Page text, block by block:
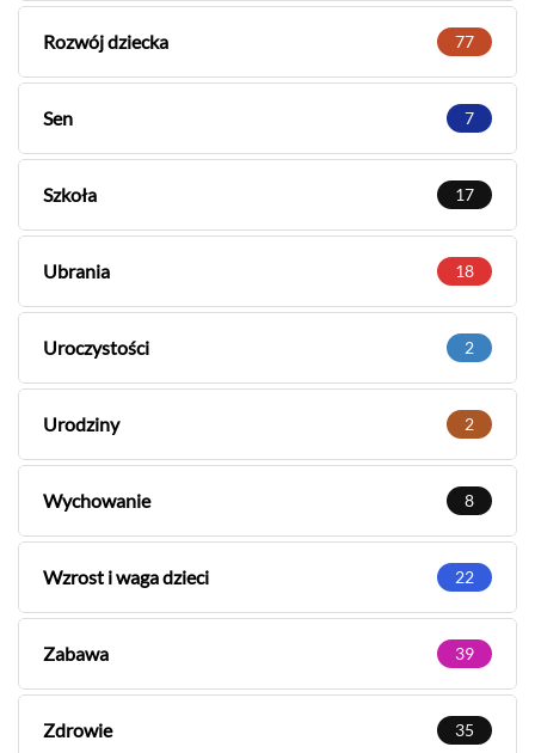
Rozwój dziecka 77
Sen 7
Szkoła 17
Ubrania 18
Uroczystości 2
Urodziny 2
Wychowanie 8
Wzrost i waga dzieci 22
Zabawa 39
Zdrowie 35